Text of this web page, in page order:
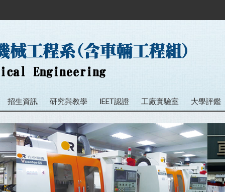
招生資訊 研究與教學 IEET認證 工廠實驗室 大學評鑑